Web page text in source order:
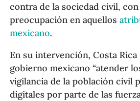
contra de la sociedad civil,
preocupación en aquellos
mexicano.
En su intervención, Costa
gobierno mexicano “atender
vigilancia de la población civil
digitales por parte de las